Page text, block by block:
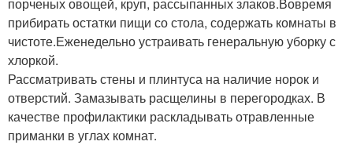
прибирать остатки пищи со стола, содержать комнаты в
чистоте.Еженедельно устраивать генеральную уборку с
хлоркой.
Рассматривать стены и плинтуса на наличие норок и
отверстий. Замазывать расщелины в перегородках. В
качестве профилактики раскладывать отравленные
приманки в углах комнат.